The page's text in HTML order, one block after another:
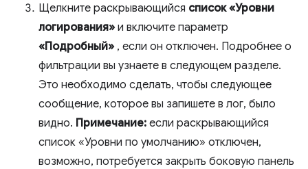
Щелкните раскрывающийся список «Уровни
логирования» и включите параметр
«Подробный» , если он отключен. Подробнее о
фильтрации вы узнаете в следующем разделе.
Это необходимо сделать, чтобы следующее
сообщение, которое вы запишете в лог, было
видно. Примечание: если раскрывающийся
список «Уровни по умолчанию» отключен,
возможно, потребуется закрыть боковую панель